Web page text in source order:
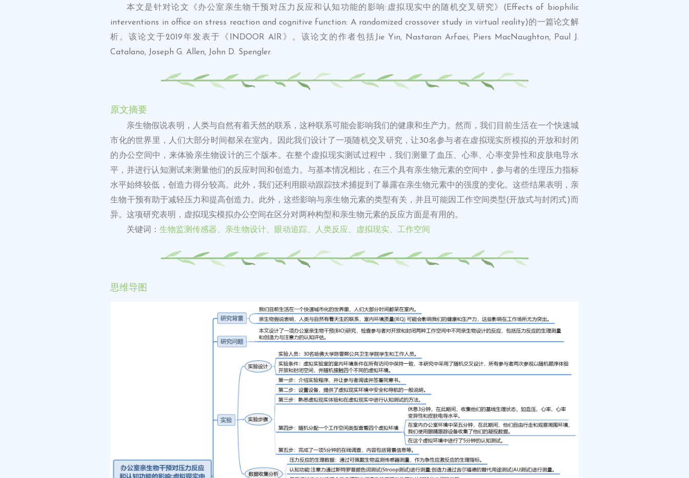
本文是针对论文《办公室亲生物干预对压力反应和认知功能的影响:虚拟现实中的随机交叉研究》(Effects of biophilic
interventions in office on stress reaction and cognitive function: A randomized crossover study in virtual reality)的一篇论文解
析。该论文于2019年发表于《INDOOR AIR》。该论文的作者包括Jie Yin, Nastaran Arfaei, Piers MacNaughton, Paul J.
Catalano, Joseph G. Allen, John D. Spengler.
原文摘要
亲生物假说表明，人类与自然有着天然的联系，这种联系可能会影响我们的健康和生产力。然而，我们目前生活在一个快速城
市化的世界里，人们大部分时间都呆在室内。因此我们设计了一项随机交叉研究，让30名参与者在虚拟现实所模拟的开放和封闭
的办公空间中，来体验亲生物设计的三个版本。在整个虚拟现实测试过程中，我们测量了血压、心率、心率变异性和皮肤电导水
平，并进行认知测试来测量他们的反应时间和创造力。与基本情况相比，在三个具有亲生物元素的空间中，参与者的生理压力指标
水平始终较低，创造力得分较高。此外，我们还利用眼动跟踪技术捕捉到了暴露在亲生物元素中的强度的变化。这些结果表明，亲
生物干预有助于减轻压力和提高创造力。此外，这些影响与亲生物元素的类型有关，并且可能因工作空间类型(开放式与封闭式)而
异。这项研究表明，虚拟现实模拟办公空间在区分对两种构型和亲生物元素的反应方面是有用的。
关键词：生物监测传感器、亲生物设计、眼动追踪、人类反应、虚拟现实、工作空间
思维导图